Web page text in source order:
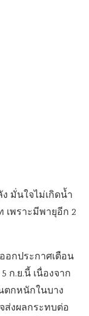
มั่นใจไม่เกิดน้ำ
เพราะมีพายุอีก 2
ออกประกาศเตือน
ก.ย.นี้ เนื่องจาก
ตกหนักในบาง
งผลกระทบต่อ